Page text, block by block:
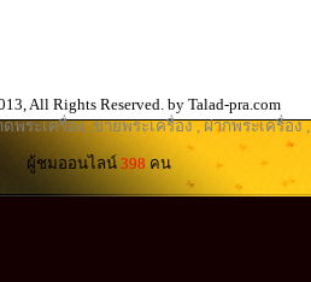
All Rights Reserved. by Talad-pra.com
พระเครื่อง ,ขายพระเครื่อง, ฝากพระเครื่อง,
ผู้ชมออนไลน์ 398 คน